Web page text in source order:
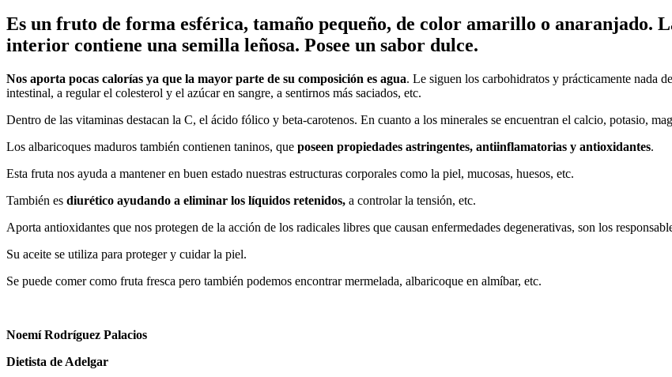
Es un fruto de forma esférica, tamaño pequeño, de color amarillo o anaranjado.
interior contiene una semilla leñosa. Posee un sabor dulce.
Nos aporta pocas calorías ya que la mayor parte de su composición es agua. Le siguen los carbohidratos y prácticamente nada
intestinal, a regular el colesterol y el azúcar en sangre, a sentirnos más saciados, etc.
Dentro de las vitaminas destacan la C, el ácido fólico y beta-carotenos. En cuanto a los minerales se encuentran el calcio, potasio,
Los albaricoques maduros también contienen taninos, que poseen propiedades astringentes, antiinflamatorias y antioxidantes.
Esta fruta nos ayuda a mantener en buen estado nuestras estructuras corporales como la piel, mucosas, huesos, etc.
También es diurético ayudando a eliminar los líquidos retenidos, a controlar la tensión, etc.
Aporta antioxidantes que nos protegen de la acción de los radicales libres que causan enfermedades degenerativas, son los
Su aceite se utiliza para proteger y cuidar la piel.
Se puede comer como fruta fresca pero también podemos encontrar mermelada, albaricoque en almíbar, etc.
Noemí Rodríguez Palacios
Dietista de Adelgar